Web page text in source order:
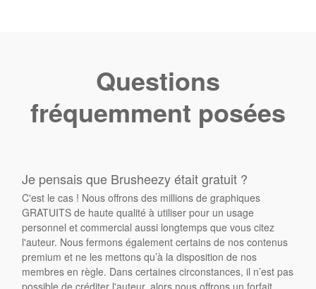
Questions
fréquemment posées
Je pensais que Brusheezy était gratuit ?
C'est le cas ! Nous offrons des millions de graphiques
GRATUITS de haute qualité à utiliser pour un usage
personnel et commercial aussi longtemps que vous citez
l'auteur. Nous fermons également certains de nos contenus
premium et ne les mettons qu’à la disposition de nos
membres en règle. Dans certaines circonstances, il n’est pas
possible de créditer l'auteur, alors nous offrons un forfait